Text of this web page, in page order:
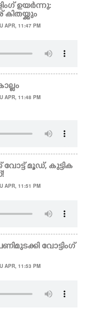
ഉയർന്നു:
APR, 11:47 PM
APR, 11:48 PM
വോട്ട് മൂഡ്, കുട്ടിക
APR, 11:51 PM
വോട്ടിംഗ്
APR, 11:53 PM